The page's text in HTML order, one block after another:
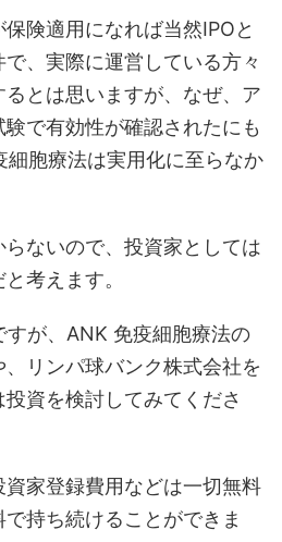
険適用になれば当然IPOと
、実際に運営している方々
とは思いますが、なぜ、ア
で有効性が確認されたにも
細胞療法は実用化に至らなか
ないので、投資家としては
考えます。
が、ANK 免疫細胞療法の
リンパ球バンク株式会社を
資を検討してみてくださ
家登録費用などは一切無料
持ち続けることができま